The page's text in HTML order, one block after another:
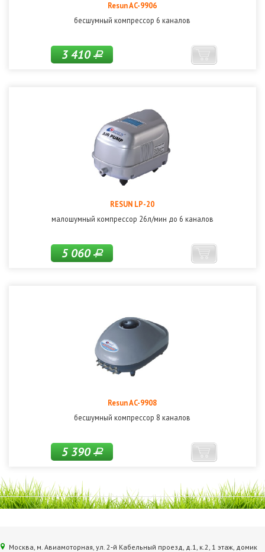
Resun AC-9906
бесшумный компрессор 6 каналов
3 410Р
RESUN LP-20
малошумный компрессор 26л/мин до 6 каналов
5 060Р
Resun AC-9908
бесшумный компрессор 8 каналов
5 390Р
Москва, м. Авиамоторная, ул. 2‑й Кабельный проезд, д.1, к.2, 1 этаж, домик